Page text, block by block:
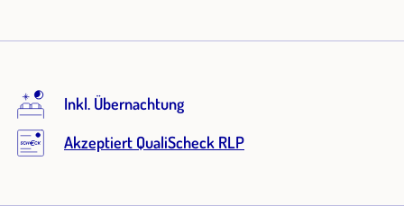
Inkl. Übernachtung
Akzeptiert QualiScheck RLP